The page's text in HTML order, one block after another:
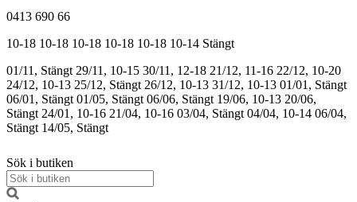
0413 690 66
10-18 10-18 10-18 10-18 10-18 10-14 Stängt
01/11, Stängt 29/11, 10-15 30/11, 12-18 21/12, 11-16 22/12, 10-20
24/12, 10-13 25/12, Stängt 26/12, 10-13 31/12, 10-13 01/01, Stängt
06/01, Stängt 01/05, Stängt 06/06, Stängt 19/06, 10-13 20/06,
Stängt 24/01, 10-16 21/04, 10-16 03/04, Stängt 04/04, 10-14 06/04,
Stängt 14/05, Stängt
Sök i butiken